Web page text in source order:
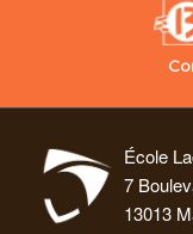
École
7
13013